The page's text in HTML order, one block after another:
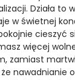
Działa to
w świetnej
cieszyć
więcej
zamiast
nawadnianie